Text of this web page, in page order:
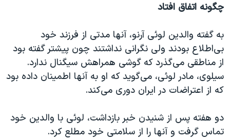
چگونه اتفاق افتاد
به گفته والدین لوئی آرنو، آنها مدتی از فرزند خود
بی‌اطلاع بودند ولی نگرانی نداشتند چون پیشتر گفته بود
از مناطقی می‌گذرد که گوشی‌ همراهش سیگنال ندارد.
سیلوی، مادر لوئی، می‌گوید که او به آنها اطمینان داده بود
که از اعتراضات در ایران دوری می‌کند.
دو هفته پس از شنیدن خبر بازداشت، لوئی با والدین خود
تماس گرفت و آنها را از سلامتی خود مطلع کرد.